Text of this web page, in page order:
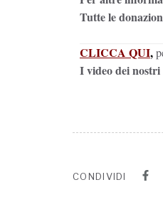
Tutte le
CLICCA QUI,
I video dei
CONDIVIDI